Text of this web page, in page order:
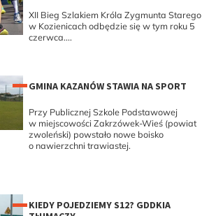
XII Bieg Szlakiem Króla Zygmunta Starego
w Kozienicach odbędzie się w tym roku 5
czerwca....
GMINA KAZANÓW STAWIA NA SPORT
Przy Publicznej Szkole Podstawowej
w miejscowości Zakrzówek-Wieś (powiat
zwoleński) powstało nowe boisko
o nawierzchni trawiastej.
KIEDY POJEDZIEMY S12? GDDKIA